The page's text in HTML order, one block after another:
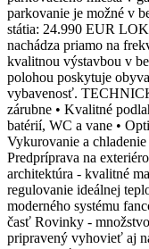
parkovanie je možné v
státia: 24.990 EUR
nachádza priamo na
kvalitnou výstavbou v
polohou poskytuje
vybavenosť.
zárubne • Kvalitné
batérií, WC a vane •
Vykurovanie a
Predpríprava na
architektúra - kvalitné
regulovanie ideálnej
moderného systému
časť Rovinky -
pripravený vyhovieť aj